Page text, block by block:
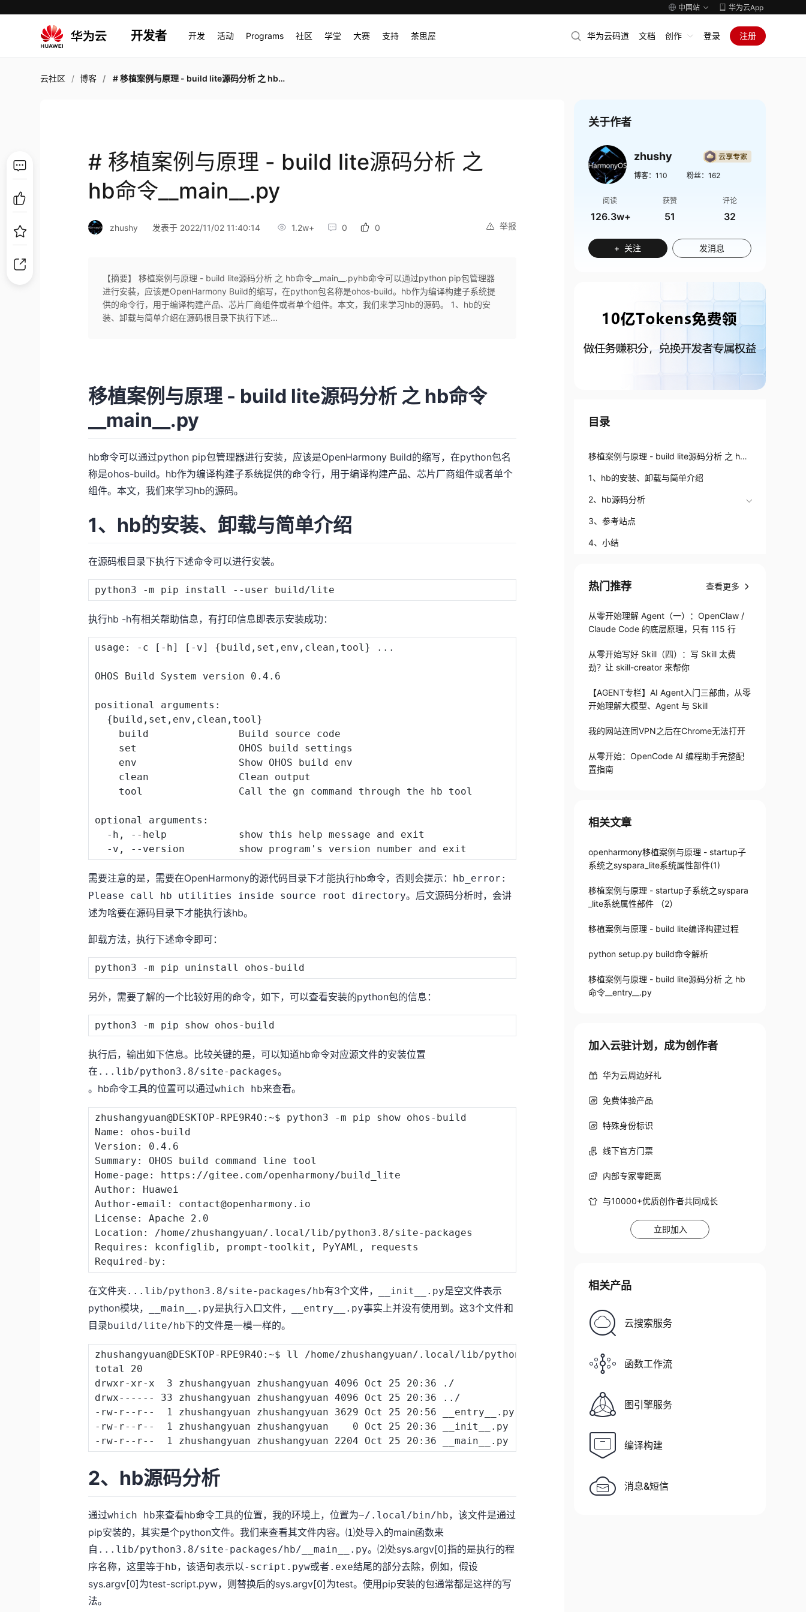
中国站 华为云App
开发者 开发 活动 Programs 社区 学堂 大赛 支持 茶思屋 华为云码道 文档 创作 登录 注册
云社区 博客 # 移植案例与原理 - build lite源码分析 之 hb命令__main__.py
# 移植案例与原理 - build lite源码分析 之
hb命令__main__.py
举报
zhushy 发表于 2022/11/02 11:40:14 1.2w+ 0 0
【摘要】 移植案例与原理 - build lite源码分析 之 hb命令__main__.pyhb命令可以通过python pip包管理器
进行安装，应该是OpenHarmony Build的缩写，在python包名称是ohos-build。hb作为编译构建子系统提
供的命令行，用于编译构建产品、芯片厂商组件或者单个组件。本文，我们来学习hb的源码。 1、hb的安
装、卸载与简单介绍在源码根目录下执行下述...
移植案例与原理 - build lite源码分析 之 hb命令
__main__.py
hb命令可以通过python pip包管理器进行安装，应该是OpenHarmony Build的缩写，在python包名
称是ohos-build。hb作为编译构建子系统提供的命令行，用于编译构建产品、芯片厂商组件或者单个
组件。本文，我们来学习hb的源码。
1、hb的安装、卸载与简单介绍
在源码根目录下执行下述命令可以进行安装。
python3 -m pip install
执行hb -h有相关帮助信息，有打印信息即表示安装成功：
usage : - c [ - h] [ - v] { build , set , env , clean , tool} ...
OHOS Build System version 0.4 .6
positional arguments :
{ build , set , env , clean , tool}
    build               Build source code
set
OHOS build settings
    env                 Show
OHOS build env
    clean               Clean output
    tool                Call the gn command through the hb tool
optional arguments :
- h , -- help            show this
help message and exit
- v , --
需要注意的是，需要在OpenHarmony的源代码目录下才能执行hb命令，否则会提示：
hb_error:
Please call hb utilities inside source root directory。后文源码分析时，会讲
述为啥要在源码目录下才能执行该hb。
卸载方法，执行下述命令即可：
另外，需要了解的一个比较好用的命令，如下，可以查看安装的python包的信息：
执行后，输出如下信息。比较关键的是，可以知道hb命令对应源文件的安装位置
在 ...lib/python3.8/site-packages。
。hb命令工具的位置可以通过which hb来查看。
zhushangyuan@DESKTOP-RPE9R4O:~$ python3 -m pip show ohos-build
Name: ohos-build
Version: 0.4 .6
Summary: OHOS build command
line tool
Home-page: https://gitee.com/openharmony/build_lite
Author: Huawei
Author-email: contact@openharmony.io
License: Apache 2.0
Location: /home/zhushangyuan/.local/lib/python3.8/site-packages
Requires: kconfiglib, prompt-toolkit, PyYAML, requests
在文件夹 ...lib/python3.8/site-packages/hb有3个文件， __init__.py是空文件表示
python模块，
__main__.py是执行入口文件， __entry__.py事实上并没有使用到。这3个文件和
目录 build/lite/hb下的文件是一模一样的。
zhushangyuan@DESKTOP-RPE9R4O:~$ ll /home/zhushangyuan/.local/lib/python3.8/site-packages/hb/
total 20
drwxr-xr-x 3 zhushangyuan zhushangyuan 4096 Oct 25 20 :36 ./
drwx------ 33 zhushangyuan zhushangyuan 4096 Oct 25 20 :36 .. /
-rw-r--r-- 1 zhushangyuan zhushangyuan 3629 Oct 25 20 :56 __entry__.py
-rw-r--r-- 1 zhushangyuan zhushangyuan 0 Oct 25 20 :36 __init__.py
-rw-r--r-- 1 zhushangyuan zhushangyuan 2204 Oct 25 20
2、hb源码分析
通过which hb来查看hb命令工具的位置，我的环境上，位置为~/.local/bin/hb，该文件是通过
pip安装的，其实是个python文件。我们来查看其文件内容。⑴处导入的main函数来
自 ...lib/python3.8/site-packages/hb/__main__.py。⑵处sys.argv[0]指的是执行的程
序名称，这里等于hb，该语句表示以 -script.pyw或者.exe结尾的部分去除，例如，假设
sys.argv[0]为test-script.pyw，则替换后的sys.argv[0]为test。使用pip安装的包通常都是这样的写
法。
关于作者
zhushy
博客： 110 粉丝： 162
阅读
126.3w+
获赞
51
评论
32
+ 关注 发消息
目录
移植案例与原理 - build lite源码分析 之 hb
命令__main__.py
1、hb的安装、卸载与简单介绍
2、hb源码分析
3、参考站点
4、小结
热门推荐 查看更多
从零开始理解 Agent（一）：OpenClaw /
Claude Code 的底层原理，只有 115 行
从零开始写好 Skill（四）：写 Skill 太费
劲？让 skill-creator 来帮你
【AGENT专栏】AI Agent入门三部曲，从零
开始理解大模型、Agent 与 Skill
我的网站连同VPN之后在Chrome无法打开
从零开始：OpenCode AI 编程助手完整配
置指南
相关文章
openharmony移植案例与原理 - startup子
系统之syspara_lite系统属性部件(1)
移植案例与原理 - startup子系统之syspara
_lite系统属性部件 （2）
移植案例与原理 - build lite编译构建过程
python setup.py build命令解析
移植案例与原理 - build lite源码分析 之 hb
命令__entry__.py
加入云驻计划，成为创作者
华为云周边好礼
免费体验产品
特殊身份标识
线下官方门票
内部专家零距离
与10000+优质创作者共同成长
立即加入
相关产品
云搜索服务
函数工作流
图引擎服务
编译构建
消息&短信